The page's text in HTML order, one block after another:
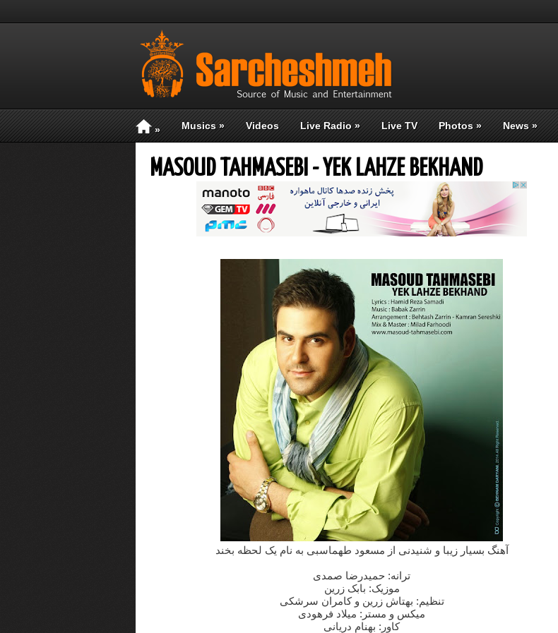
» Musics» Videos Live Radio» Live TV Photos» News»
MASOUD TAHMASEBI - YEK LAHZE BEKHAND
آهنگ بسیار زیبا و شنیدنی از مسعود طهماسبی به نام یک لحظه بخند
ترانه: حمیدرضا صمدی
موزیک: بابک زرین
تنظیم: بهتاش زرین و کامران سرشکی
میکس و مستر: میلاد فرهودی
کاور: بهنام دریانی